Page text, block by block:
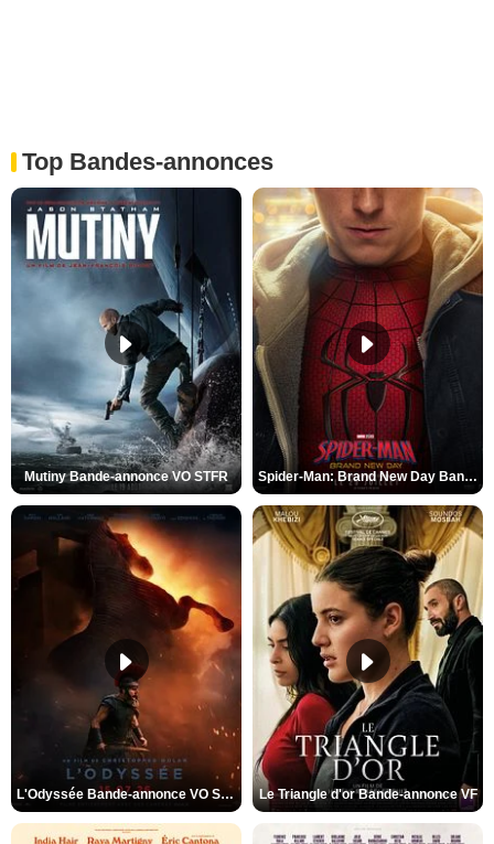
Top Bandes-annonces
Mutiny Bande-annonce VO STFR Spider-Man: Brand New Day Bande-annonce VO STFR
L'Odyssée Bande-annonce VO STFR Le Triangle d'or Bande-annonce VF